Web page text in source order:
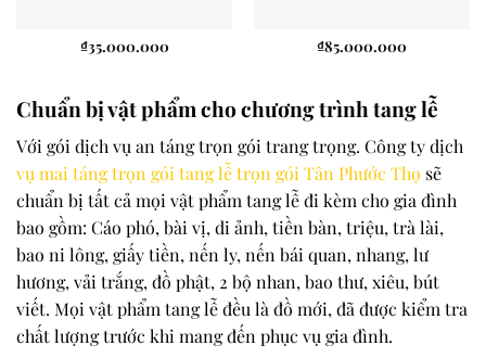
₫35.000.000 ₫85.000.000
Chuẩn bị vật phẩm cho chương trình tang lễ
Với gói dịch vụ an táng trọn gói trang trọng. Công ty dịch
vụ mai táng trọn gói tang lễ trọn gói Tân Phước Thọ sẽ
chuẩn bị tất cả mọi vật phẩm tang lễ đi kèm cho gia đình
bao gồm: Cáo phó, bài vị, di ảnh, tiền bàn, triệu, trà lài,
bao ni lông, giấy tiền, nến ly, nến bái quan, nhang, lư
hương, vải trắng, đồ phật, 2 bộ nhan, bao thư, xiêu, bút
viết. Mọi vật phẩm tang lễ đều là đồ mới, đã được kiểm tra
chất lượng trước khi mang đến phục vụ gia đình.